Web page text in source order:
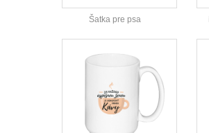
Šatka pre psa